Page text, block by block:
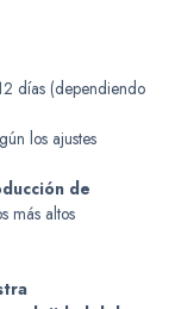
días (dependiendo
los ajustes
de
más altos